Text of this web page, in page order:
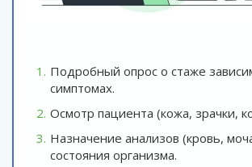
Подробный опрос о стаже
симптомах.
Осмотр пациента (кожа, зрачки,
Назначение анализов (кровь,
состояния организма.